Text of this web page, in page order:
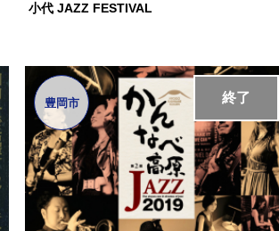
小代 JAZZ FESTIVAL
終了
豊岡市